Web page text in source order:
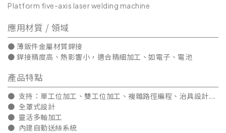
Platform five-axis laser welding machine
應用材質 / 領域
● 薄鈑件金屬材質銲接
● 銲接精度高、熱影響小，適合精細加工、如電子、電池
產品特點
● 支持：單工位加工、雙工位加工、複雜路徑編程、治具設計....
● 全罩式設計
● 靈活多軸加工
● 內建自動送絲系統